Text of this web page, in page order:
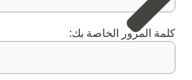
كلمة المرور الخاصة بك: